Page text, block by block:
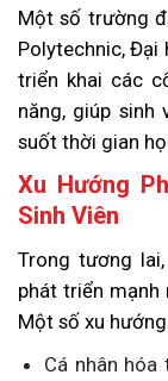
Một số trường
Polytechnic, Đại
triển khai các
năng, giúp sinh
suốt thời gian
Xu Hướng
Sinh Viên
Trong tương
phát triển mạnh
Một số xu
Cá nhân